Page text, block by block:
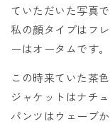
ていただいた写真
私の顔タイプはフ
ーはオータムです。
この時来ていた茶
ジャケットはナチ
パンツはウェーブか